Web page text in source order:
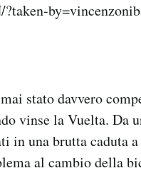
stato davvero
vinse la Vuelta. Da
in una brutta caduta
al cambio della